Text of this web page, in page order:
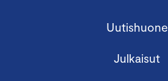
Uutishuone
Julkaisut